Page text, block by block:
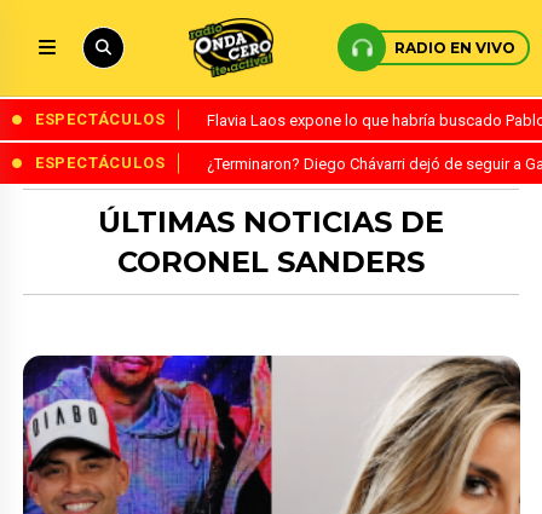
RADIO EN VIVO
ESPECTÁCULOS Flavia Laos expone lo que habría buscado
ESPECTÁCULOS ¿Terminaron? Diego Chávarri dejó de seguir a
ÚLTIMAS NOTICIAS DE
CORONEL SANDERS